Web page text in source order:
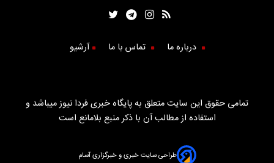
درباره ما تماس با ما آرشیو
تمامی حقوق این سایت متعلق به پایگاه خبری فردا نیوز میباشد و
استفاده از مطالب آن با ذکر منبع بلامانع است
طراحی سایت خبری و خبرگزاری آسام